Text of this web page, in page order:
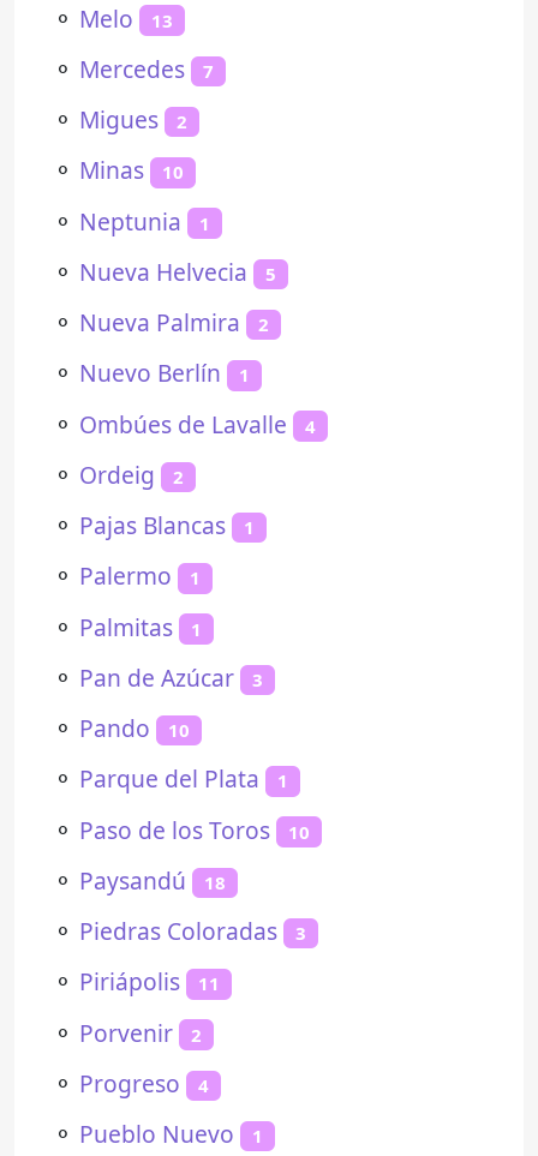
⚬ Melo 13
⚬ Mercedes 7
⚬ Migues 2
⚬ Minas 10
⚬ Neptunia 1
⚬ Nueva Helvecia 5
⚬ Nueva Palmira 2
⚬ Nuevo Berlín 1
⚬ Ombúes de Lavalle 4
⚬ Ordeig 2
⚬ Pajas Blancas 1
⚬ Palermo 1
⚬ Palmitas 1
⚬ Pan de Azúcar 3
⚬ Pando 10
⚬ Parque del Plata 1
⚬ Paso de los Toros 10
⚬ Paysandú 18
⚬ Piedras Coloradas 3
⚬ Piriápolis 11
⚬ Porvenir 2
⚬ Progreso 4
⚬ Pueblo Nuevo 1